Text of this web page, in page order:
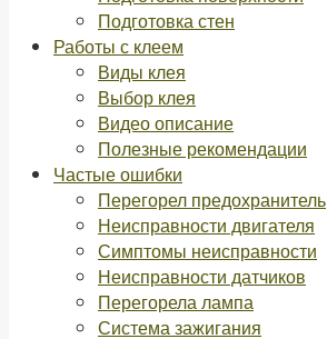
Подготовка стен
Работы с клеем
Виды клея
Выбор клея
Видео описание
Полезные рекомендации
Частые ошибки
Перегорел предохранитель
Неисправности двигателя
Симптомы неисправности
Неисправности датчиков
Перегорела лампа
Система зажигания